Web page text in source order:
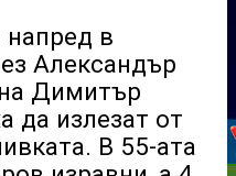
напред в
Александър
Димитър
да излезат от
В 55-ата